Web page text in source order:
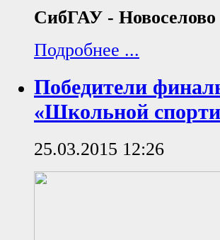
СибГАУ - Новоселово
Подробнее ...
Победители
«Школьной
25.03.2015 12:26